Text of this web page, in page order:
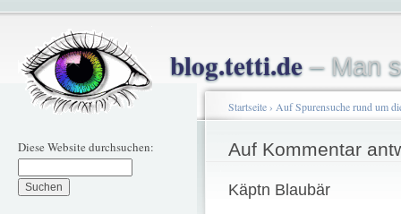
blog.tetti.de– Man
Diese Website durchsuchen:
Startseite› Auf Spurensuche rund um
Auf Kommentar
Käptn Blaubär